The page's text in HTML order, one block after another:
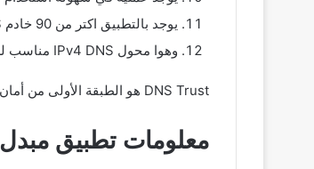
يوجد بالتطبيق اكتر من 90 خادم DNS مختلف – اختر مزود DNS الذي تريده ايضاً .
وهوا محول IPv4 DNS مناسب لشبكات Wi-Fi و LTE وجميع مشغلي شبكات الجوال (4G و 3G).
DNS Trust هو الطبقة الأولى من أمان الإنترنت ، مع الحماية الأساسية ضد محاولات المراقبة والرقابة وغير قادر على تغيير عنوان IP الخاص بك وتجاوز طرق الحظر المعقدة ايضاً .
معلومات تطبيق مبدل DNS – Trust DNS – سريع وآمن